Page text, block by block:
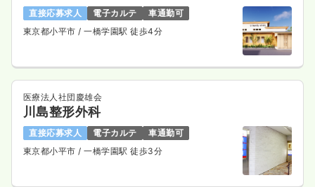
直接応募求人 電子カルテ
車通勤可
東京都小平市/ 一橋学園駅 徒歩4分
医療法人社団慶雄会
川島整形外科
直接応募求人 電子カルテ
車通勤可
東京都小平市/ 一橋学園駅 徒歩3分